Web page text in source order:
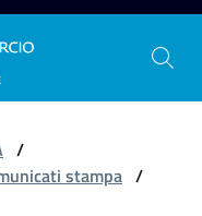
/
stampa /